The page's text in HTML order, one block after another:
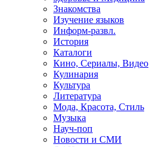
Знакомства
Изучение языков
Информ-развл.
История
Каталоги
Кино, Сериалы, Видео
Кулинария
Культура
Литература
Мода, Красота, Стиль
Музыка
Науч-поп
Новости и СМИ